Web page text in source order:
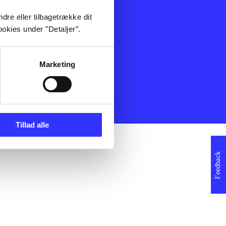
eller tilbagetrække dit
under ”Detaljer”.
Marketing
Tillad alle
Feedback
Film
Musik